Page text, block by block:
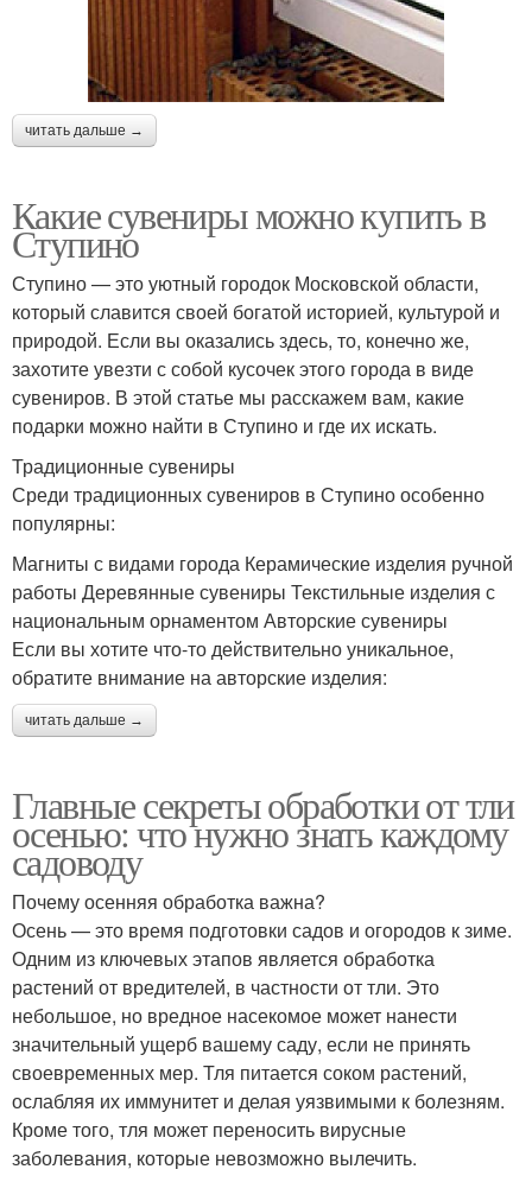
читать дальше →
Какие сувениры можно купить в
Ступино
Ступино — это уютный городок Московской области,
который славится своей богатой историей, культурой и
природой. Если вы оказались здесь, то, конечно же,
захотите увезти с собой кусочек этого города в виде
сувениров. В этой статье мы расскажем вам, какие
подарки можно найти в Ступино и где их искать.
Традиционные сувениры
Среди традиционных сувениров в Ступино особенно
популярны:
Магниты с видами города Керамические изделия ручной
работы Деревянные сувениры Текстильные изделия с
национальным орнаментом Авторские сувениры
Если вы хотите что-то действительно уникальное,
обратите внимание на авторские изделия:
читать дальше →
Главные секреты обработки от тли
осенью: что нужно знать каждому
садоводу
Почему осенняя обработка важна?
Осень — это время подготовки садов и огородов к зиме.
Одним из ключевых этапов является обработка
растений от вредителей, в частности от тли. Это
небольшое, но вредное насекомое может нанести
значительный ущерб вашему саду, если не принять
своевременных мер. Тля питается соком растений,
ослабляя их иммунитет и делая уязвимыми к болезням.
Кроме того, тля может переносить вирусные
заболевания, которые невозможно вылечить.